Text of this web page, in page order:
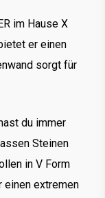
im Hause X
er einen
sorgt für
du immer
Steinen
in V Form
einen extremen